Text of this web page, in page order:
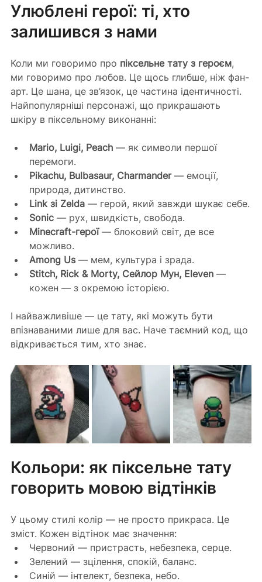
Улюблені герої: ті, хто
залишився з нами
Коли ми говоримо про піксельне тату з героєм,
ми говоримо про любов. Це щось глибше, ніж фан-
арт. Це шана, це зв’язок, це частина ідентичності.
Найпопулярніші персонажі, що прикрашають
шкіру в піксельному виконанні:
Mario, Luigi, Peach — як символи першої
перемоги.
Pikachu, Bulbasaur, Charmander — емоції,
природа, дитинство.
Link зі Zelda — герой, який завжди шукає себе.
Sonic — рух, швидкість, свобода.
Minecraft-герої — блоковий світ, де все
можливо.
Among Us — мем, культура і зрада.
Stitch, Rick & Morty, Сейлор Мун, Eleven —
кожен — з окремою історією.
І найважливіше — це тату, які можуть бути
впізнаваними лише для вас. Наче таємний код, що
відкривається тим, хто знає.
Кольори: як піксельне тату
говорить мовою відтінків
У цьому стилі колір — не просто прикраса. Це
зміст. Кожен відтінок має значення:
Червоний — пристрасть, небезпека, серце.
Зелений — зцілення, спокій, баланс.
Синій — інтелект, безпека, небо.